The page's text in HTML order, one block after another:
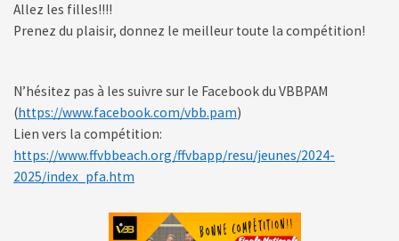
Allez les filles!!!!
Prenez du plaisir, donnez le meilleur toute la compétition!
N’hésitez pas à les suivre sur le Facebook du VBBPAM
(https://www.facebook.com/vbb.pam)
Lien vers la compétition:
https://www.ffvbbeach.org/ffvbapp/resu/jeunes/2024-
2025/index_pfa.htm